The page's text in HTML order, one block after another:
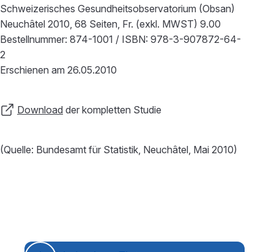
Schweizerisches Gesundheitsobservatorium (Obsan)
Neuchâtel 2010, 68 Seiten, Fr. (exkl. MWST) 9.00
Bestellnummer: 874-1001 / ISBN: 978-3-907872-64-
2
Erschienen am 26.05.2010
Download der kompletten Studie
(Quelle: Bundesamt für Statistik, Neuchâtel, Mai 2010)